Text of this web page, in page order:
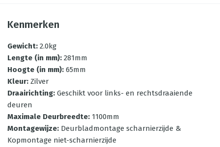
Kenmerken
Gewicht: 2.0kg
Lengte (in mm): 281mm
Hoogte (in mm): 65mm
Kleur: Zilver
Draairichting: Geschikt voor links- en rechtsdraaiende
deuren
Maximale Deurbreedte: 1100mm
Montagewijze: Deurbladmontage scharnierzijde &
Kopmontage niet-scharnierzijde